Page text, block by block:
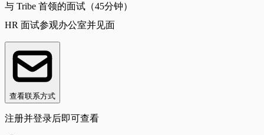
与 Tribe 首领的面试（45分钟）
HR 面试参观办公室并见面
查看联系方式
注册并登录后即可查看